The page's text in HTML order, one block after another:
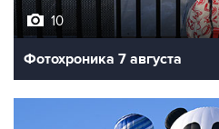
10
Фотохроника 7 августа